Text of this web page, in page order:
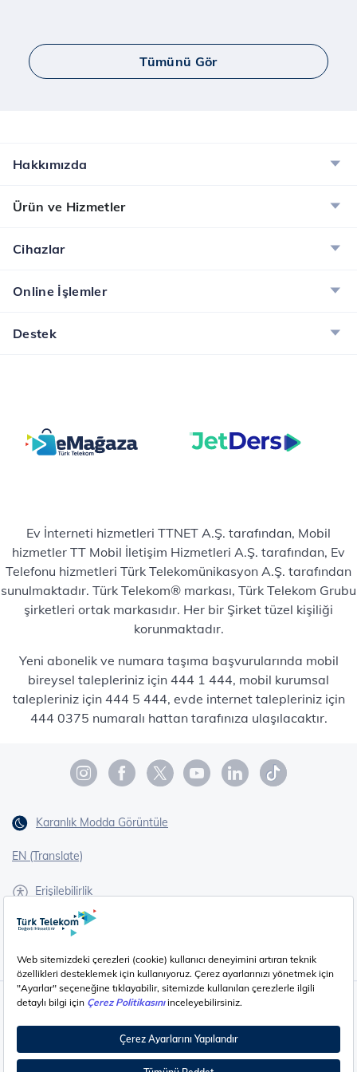
Tümünü Gör
Hakkımızda
Ürün ve Hizmetler
Cihazlar
Online İşlemler
Destek
Ev İnterneti hizmetleri TTNET A.Ş. tarafından, Mobil
hizmetler TT Mobil İletişim Hizmetleri A.Ş. tarafından, Ev
Telefonu hizmetleri Türk Telekomünikasyon A.Ş. tarafından
sunulmaktadır. Türk Telekom® markası, Türk Telekom Grubu
şirketleri ortak markasıdır. Her bir Şirket tüzel kişiliği
korunmaktadır.
Yeni abonelik ve numara taşıma başvurularında mobil
bireysel talepleriniz için 444 1 444, mobil kurumsal
talepleriniz için 444 5 444, evde internet talepleriniz için
444 0375 numaralı hattan tarafınıza ulaşılacaktır.
Karanlık Modda Görüntüle
EN (Translate)
Erişilebilirlik
İşaret Dili Çevirisi
Çerez Ayarları